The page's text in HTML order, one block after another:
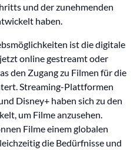
und der zunehmenden
haben.
ist die digitale
online gestreamt oder
den Zugang zu Filmen für die
Streaming-Plattformen
Disney+ haben sich zu den
um Filme anzusehen.
Filme einem globalen
die Bedürfnisse und